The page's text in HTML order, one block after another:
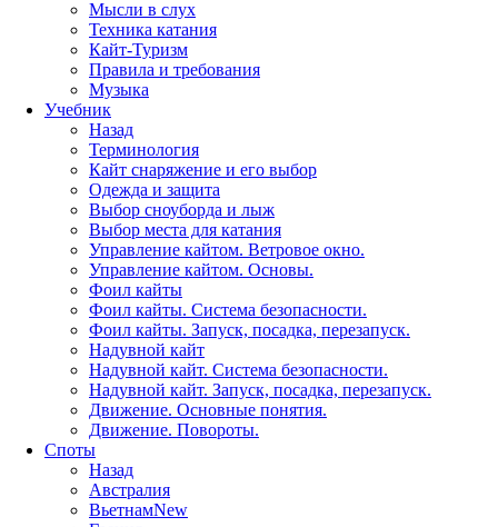
Мысли в слух
Техника катания
Кайт-Туризм
Правила и требования
Музыка
Учебник
Назад
Терминология
Кайт снаряжение и его выбор
Одежда и защита
Выбор сноуборда и лыж
Выбор места для катания
Управление кайтом. Ветровое окно.
Управление кайтом. Основы.
Фоил кайты
Фоил кайты. Система безопасности.
Фоил кайты. Запуск, посадка, перезапуск.
Надувной кайт
Надувной кайт. Система безопасности.
Надувной кайт. Запуск, посадка, перезапуск.
Движение. Основные понятия.
Движение. Повороты.
Споты
Назад
Австралия
ВьетнамNew